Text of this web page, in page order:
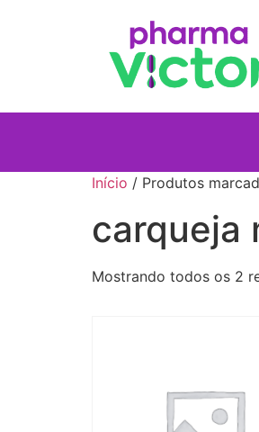
Início / Produtos
carqueja
Mostrando todos os 2